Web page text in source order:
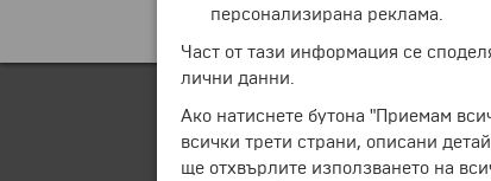
персонализирана реклама.
Част от тази информация се
лични данни.
Ако натиснете бутона "Приемам
всички трети страни, описани
ще отхвърлите използването на